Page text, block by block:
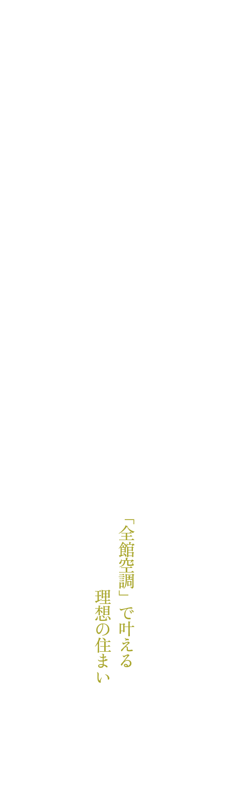
「全館空調」で叶える
理想の住まい